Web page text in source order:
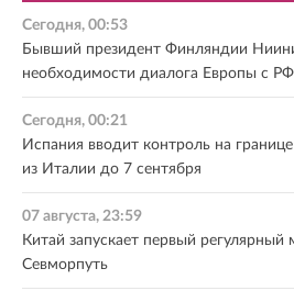
Сегодня, 00:53
Бывший президент Финляндии
необходимости диалога Европы с РФ
Сегодня, 00:21
Испания вводит контроль на
из Италии до 7 сентября
07 августа, 23:59
Китай запускает первый
Севморпуть